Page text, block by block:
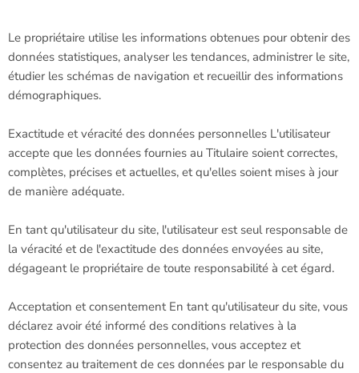
Le propriétaire utilise les informations obtenues pour obtenir des
données statistiques, analyser les tendances, administrer le site,
étudier les schémas de navigation et recueillir des informations
démographiques.
Exactitude et véracité des données personnelles L'utilisateur
accepte que les données fournies au Titulaire soient correctes,
complètes, précises et actuelles, et qu'elles soient mises à jour
de manière adéquate.
En tant qu'utilisateur du site, l'utilisateur est seul responsable de
la véracité et de l'exactitude des données envoyées au site,
dégageant le propriétaire de toute responsabilité à cet égard.
Acceptation et consentement En tant qu'utilisateur du site, vous
déclarez avoir été informé des conditions relatives à la
protection des données personnelles, vous acceptez et
consentez au traitement de ces données par le responsable du